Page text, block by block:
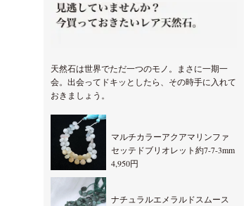
天然石は世界でただ一つのモノ。まさに一期一
会。出会ってドキッとしたら、その時手に入れて
おきましょう。
マルチカラーアクアマリンファ
セッテドブリオレット約7-7-3mm
4,950円
ナチュラルエメラルドスムース